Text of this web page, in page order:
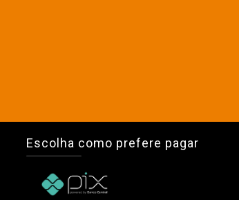
Escolha como prefere pagar